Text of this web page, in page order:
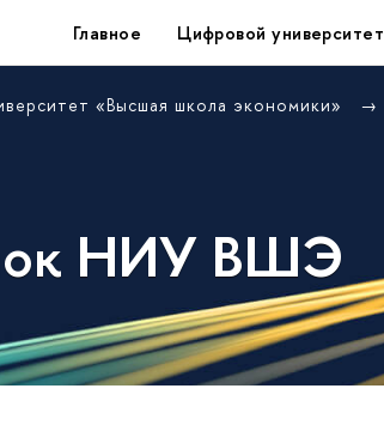
Главное Цифровой университет
«Высшая школа экономики»
НИУ ВШЭ